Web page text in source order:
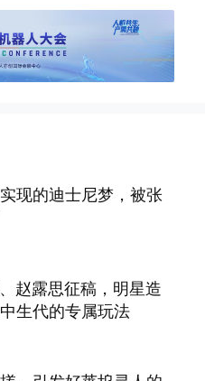
现的迪士尼梦，被张
赵露思征稿，明星造
生代的专属玩法